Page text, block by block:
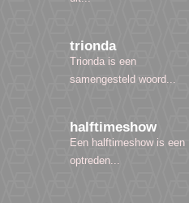
trionda
Trionda is een
samengesteld woord...
halftimeshow
Een halftimeshow is een
optreden...